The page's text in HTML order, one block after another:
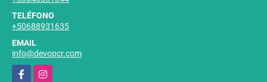
TELÉFONO
+50688931635
EMAIL
info@devopcr.com
FacebookInstagram